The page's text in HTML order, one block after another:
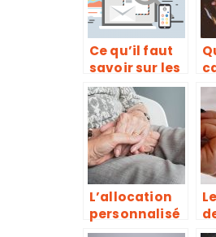
Ce qu’il faut
savoir sur les
pharmacies
en ligne
L’allocation
personnalisé
e